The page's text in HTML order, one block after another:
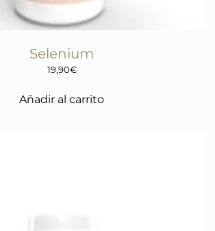
Selenium
19,90€
Añadir al carrito